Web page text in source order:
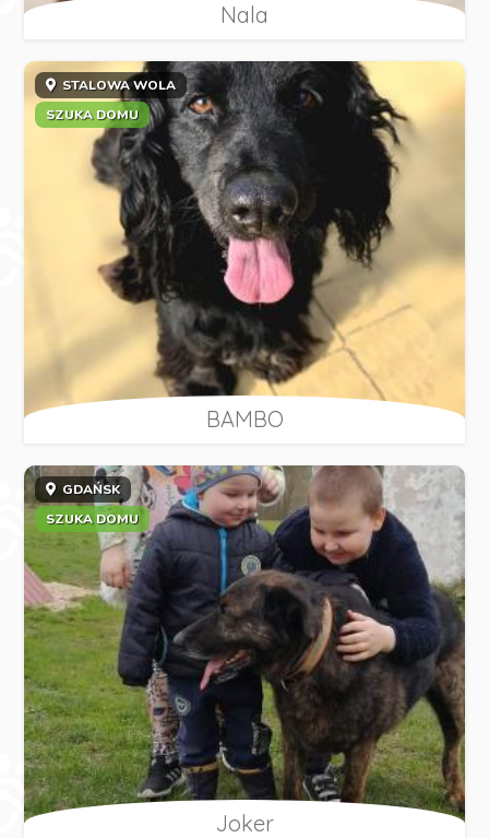
Nala
STALOWA WOLA
SZUKA DOMU
BAMBO
GDAŃSK
SZUKA DOMU
Joker